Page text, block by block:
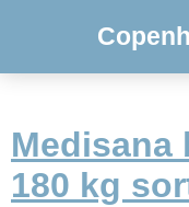
Medisana
180 kg